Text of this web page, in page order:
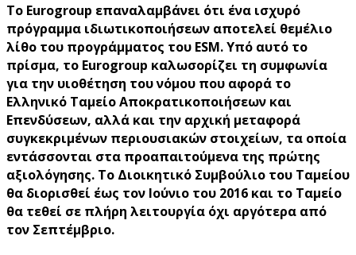
Το Eurogroup επαναλαμβάνει ότι ένα ισχυρό
πρόγραμμα ιδιωτικοποιήσεων αποτελεί θεμέλιο
λίθο του προγράμματος του ESM. Υπό αυτό το
πρίσμα, το Eurogroup καλωσορίζει τη συμφωνία
για την υιοθέτηση του νόμου που αφορά το
Ελληνικό Ταμείο Αποκρατικοποιήσεων και
Επενδύσεων, αλλά και την αρχική μεταφορά
συγκεκριμένων περιουσιακών στοιχείων, τα οποία
εντάσσονται στα προαπαιτούμενα της πρώτης
αξιολόγησης. Το Διοικητικό Συμβούλιο του Ταμείου
θα διορισθεί έως τον Ιούνιο του 2016 και το Ταμείο
θα τεθεί σε πλήρη λειτουργία όχι αργότερα από
τον Σεπτέμβριο.